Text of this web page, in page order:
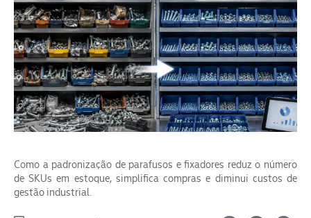
Como a padronização de parafusos e fixadores reduz o número
de SKUs em estoque, simplifica compras e diminui custos de
gestão industrial.